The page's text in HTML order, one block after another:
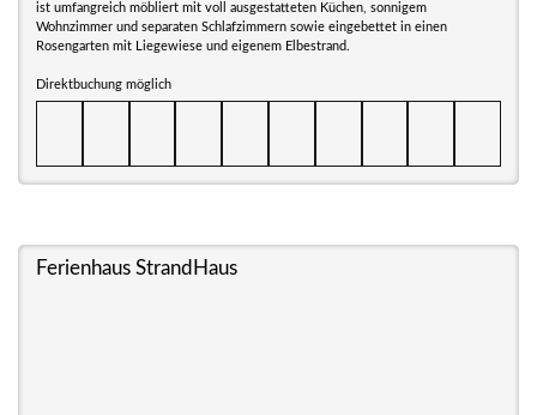
ist umfangreich möbliert mit voll ausgestatteten Küchen, sonnigem
Wohnzimmer und separaten Schlafzimmern sowie eingebettet in einen
Rosengarten mit Liegewiese und eigenem Elbestrand.
Direktbuchung möglich
Ferienhaus StrandHaus